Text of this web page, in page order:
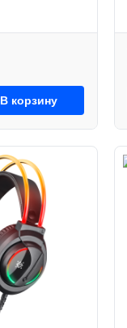
В корзину